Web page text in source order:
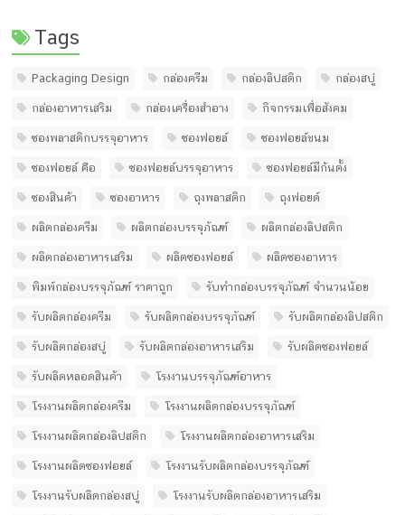
Tags
Packaging Design กล่องครีม กล่องลิปสติก กล่องสบู่
กล่องอาหารเสริม กล่องเครื่องสำอาง กิจกรรมเพื่อสังคม
ซองพลาสติกบรรจุอาหาร ซองฟอยล์ ซองฟอยล์ขนม
ซองฟอยล์ คือ ซองฟอยล์บรรจุอาหาร ซองฟอยล์มีก้นตั้ง
ซองสินค้า ซองอาหาร ถุงพลาสติก ถุงฟอยด์
ผลิตกล่องครีม ผลิตกล่องบรรจุภัณฑ์ ผลิตกล่องลิปสติก
ผลิตกล่องอาหารเสริม ผลิตซองฟอยล์ ผลิตซองอาหาร
พิมพ์กล่องบรรจุภัณฑ์ ราคาถูก รับทํากล่องบรรจุภัณฑ์ จํานวนน้อย
รับผลิตกล่องครีม รับผลิตกล่องบรรจุภัณฑ์ รับผลิตกล่องลิปสติก
รับผลิตกล่องสบู่ รับผลิตกล่องอาหารเสริม รับผลิตซองฟอยล์
รับผลิตหลอดสินค้า โรงงานบรรจุภัณฑ์อาหาร
โรงงานผลิตกล่องครีม โรงงานผลิตกล่องบรรจุภัณฑ์
โรงงานผลิตกล่องลิปสติก โรงงานผลิตกล่องอาหารเสริม
โรงงานผลิตซองฟอยล์ โรงงานรับผลิตกล่องบรรจุภัณฑ์
โรงงานรับผลิตกล่องสบู่ โรงงานรับผลิตกล่องอาหารเสริม